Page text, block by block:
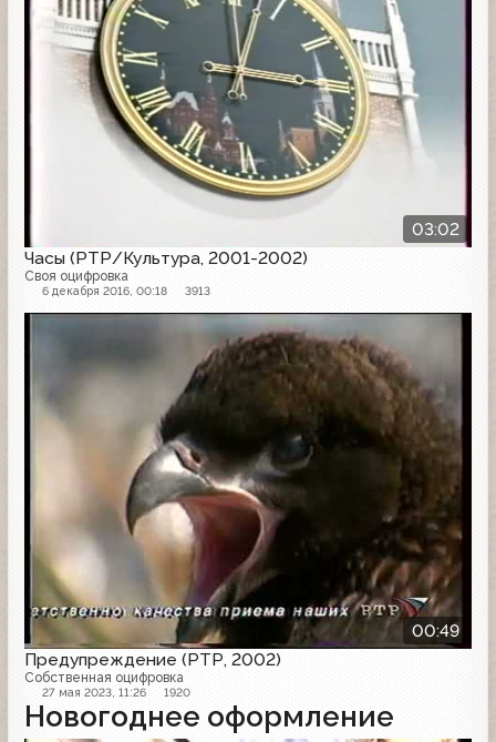
03:02
Часы (РТР/Культура, 2001-2002)
Своя оцифровка
6 декабря 2016, 00:18 3913
00:49
Предупреждение (РТР, 2002)
Собственная оцифровка
27 мая 2023, 11:26 1920
Новогоднее оформление